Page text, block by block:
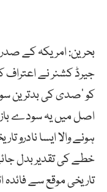
بحرین: امریکہ کے
جیرڈ کشنر نے
کو ’صدی کی بدترین
اصل میں یہ سودے
ہونے والا ایسا
خطے کی تقدیر بدل
تاریخی موقع سے